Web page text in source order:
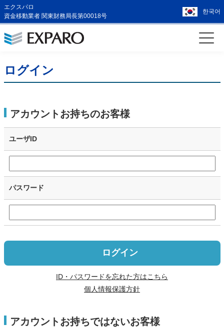
エクスパロ
資金移動業者 関東財務局長第00018号
한국어
ログイン
アカウントお持ちのお客様
ユーザID
パスワード
ログイン
ID・パスワードを忘れた方はこちら
個人情報保護方針
アカウントお持ちではないお客様